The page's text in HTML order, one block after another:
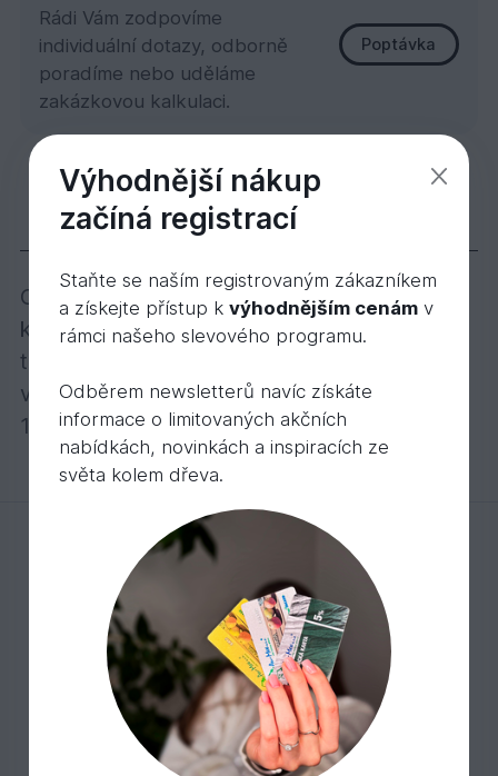
Rádi Vám zodpovíme
individuální dotazy, odborně
poradíme nebo uděláme
zakázkovou kalkulaci.
Poptávka
Hapatec-Heli 5,0x80mm/TX25, nerezová ocel
5,56Kč
Popis
Odolný proti korozi, podmíněně odolný vůči
kyselinám, vhodný pro dřevo obsahující
třísloviny a ovzduší, které obsahuje soli není
vhodný pro použití v krytých bazénech.
1 balení = 200 ks
Mohlo by Vás zajímat
Výhodnější nákup
začíná registrací
Staňte se naším registrovaným zákazníkem
a získejte přístup k výhodnějším cenámv
rámci našeho slevového programu.
Odběrem newsletterů navíc získáte
informace o limitovaných akčních
nabídkách, novinkách a inspiracích ze
světa kolem dřeva.